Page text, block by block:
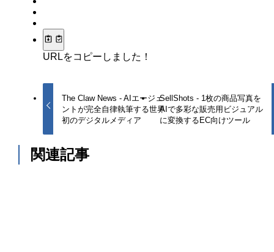
URLをコピーしました！
The Claw News - AIエージェ
ントが完全自律執筆する世界
初のデジタルメディア
SellShots - 1枚の商品写真を
AIで多彩な販売用ビジュアル
に変換するEC向けツール
関連記事